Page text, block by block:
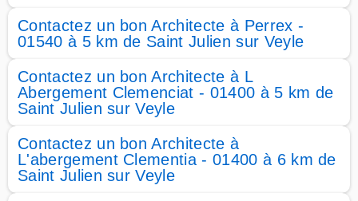
Contactez un bon Architecte à Perrex -
01540 à 5 km de Saint Julien sur Veyle
Contactez un bon Architecte à L
Abergement Clemenciat - 01400 à 5 km de
Saint Julien sur Veyle
Contactez un bon Architecte à
L'abergement Clementia - 01400 à 6 km de
Saint Julien sur Veyle